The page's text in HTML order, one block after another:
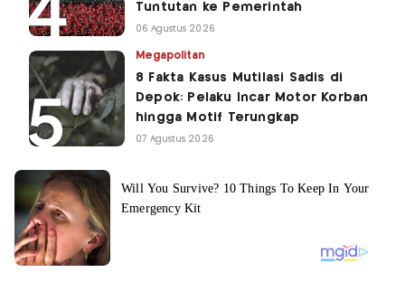
Tuntutan ke Pemerintah
06 Agustus 2026
Megapolitan
8 Fakta Kasus Mutilasi Sadis di
Depok: Pelaku Incar Motor Korban
hingga Motif Terungkap
07 Agustus 2026